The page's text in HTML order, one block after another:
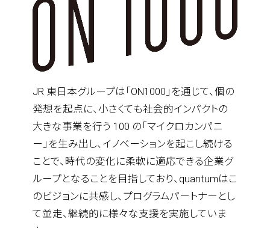
JR 東日本グループは「ON1000」を通じて、個の
発想を起点に、小さくても社会的インパクトの
大きな事業を行う 100 の「マイクロカンパニ
ー」を生み出し、イノベーションを起こし続ける
ことで、時代の変化に柔軟に適応できる企業グ
ループとなることを目指しており、quantumはこ
のビジョンに共感し、プログラムパートナーとし
て並走、継続的に様々な支援を実施していま